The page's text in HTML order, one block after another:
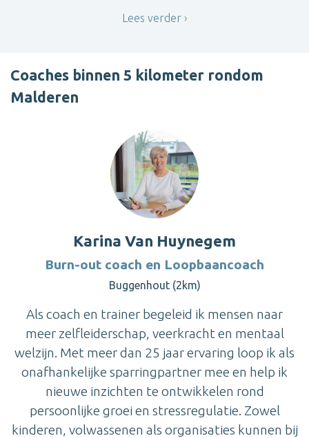
Lees verder
Coaches binnen 5 kilometer rondom
Malderen
Karina Van Huynegem
Burn-out coach en Loopbaancoach
Buggenhout (2km)
Als coach en trainer begeleid ik mensen naar
meer zelfleiderschap, veerkracht en mentaal
welzijn. Met meer dan 25 jaar ervaring loop ik als
onafhankelijke sparringpartner mee en help ik
nieuwe inzichten te ontwikkelen rond
persoonlijke groei en stressregulatie. Zowel
kinderen, volwassenen als organisaties kunnen bij